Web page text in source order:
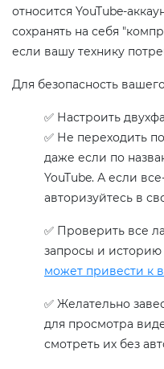
относится YouTube-
сохранять на себя
если вашу технику
Для безопасность
✅ Настроить
✅ Не переходить
даже если по
YouTube. А если
авторизуйтесь в
✅ Проверить все
запросы и
может привести к
✅ Желательно
для просмотра
смотреть их без